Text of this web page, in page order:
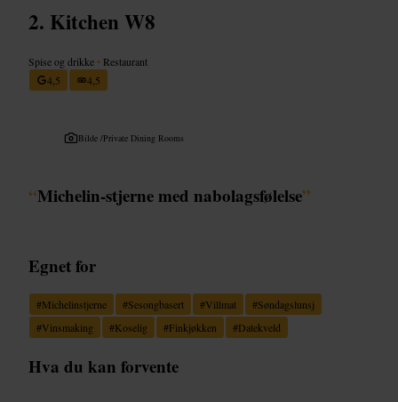
Kitchen W8
Spise og drikke • Restaurant
4,5
4,5
Bilde /Private Dining Rooms
“Michelin-stjerne med nabolagsfølelse”
Egnet for
#Michelinstjerne #Sesongbasert #Villmat #Søndagslunsj
#Vinsmaking #Koselig #Finkjøkken #Datekveld
Hva du kan forvente